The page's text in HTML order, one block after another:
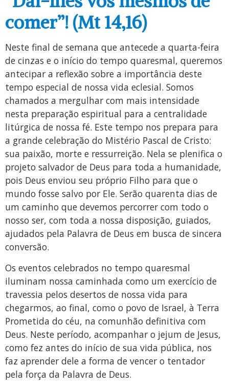
comer”! (Mt 14,16)
Neste final de semana que antecede a quarta-feira
de cinzas e o início do tempo quaresmal, queremos
antecipar a reflexão sobre a importância deste
tempo especial de nossa vida eclesial. Somos
chamados a mergulhar com mais intensidade
nesta preparação espiritual para a centralidade
litúrgica de nossa fé. Este tempo nos prepara para
a grande celebração do Mistério Pascal de Cristo:
sua paixão, morte e ressurreição. Nela se plenifica o
projeto salvador de Deus para toda a humanidade,
pois Deus enviou seu próprio Filho para que o
mundo fosse salvo por Ele. Serão quarenta dias de
um caminho que devemos percorrer com todo o
nosso ser, com toda a nossa disposição, guiados,
ajudados pela Palavra de Deus em busca de sincera
conversão.
Os eventos celebrados no tempo quaresmal
iluminam nossa caminhada como um exercício de
travessia pelos desertos de nossa vida para
chegarmos, ao final, como o povo de Israel, à Terra
Prometida do céu, na comunhão definitiva com
Deus. Neste período, acompanhar o jejum de Jesus,
como fez antes do início de sua vida pública, nos
faz aprender dele a forma de vencer o tentador
pela força da Palavra de Deus.